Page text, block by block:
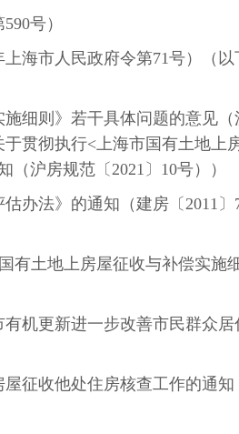
590号）
上海市人民政府令第71号）（以
细则》若干具体问题的意见（
于贯彻执行<上海市国有土地上
（沪房规范〔2021 〕 10号））
办法》的通知（建房〔 2011 〕
有土地上房屋征收与补偿实施
机更新进一步改善市民群众居
征收他处住房核查工作的通知